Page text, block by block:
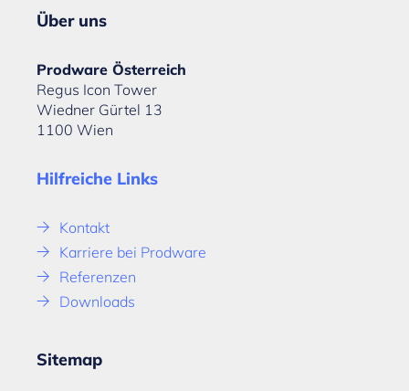
Über uns
Prodware Österreich
Regus Icon Tower
Wiedner Gürtel 13
1100 Wien
Hilfreiche Links
Kontakt
Karriere bei Prodware
Referenzen
Downloads
Sitemap